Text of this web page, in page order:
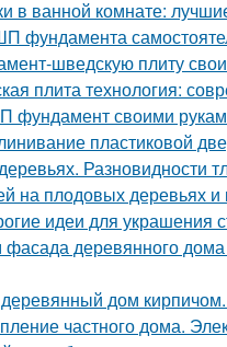
в ванной комнате:
фундамента
шведскую плиту
плита технология:
фундамент своими
пластиковой
Разновидности
на плодовых деревьях
идеи для украшения
фасада деревянного
дом
частного дома.